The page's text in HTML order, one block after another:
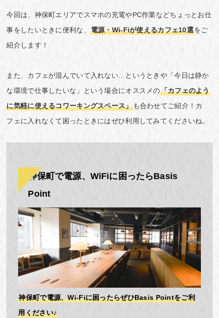
今回は、神保町エリアでスマホの充電やPC作業などちょっとお仕
事をしたいときに便利な、 電源・Wi-Fiが使えるカフェ10選をご
紹介します！
また、カフェが混んでいて入れない…というときや「今日は静か
な環境で仕事したいな」という場合にオススメの「カフェのよう
に気軽に使えるコワーキングスペース」も合わせてご紹介！カ
フェに入れなくて困ったときにはぜひ利用してみてくださいね。
神保町で電源、WiFiに困ったらBasis
Point
神保町で電源、Wi-Fiに困ったらぜひBasis Pointをご利
用ください♪